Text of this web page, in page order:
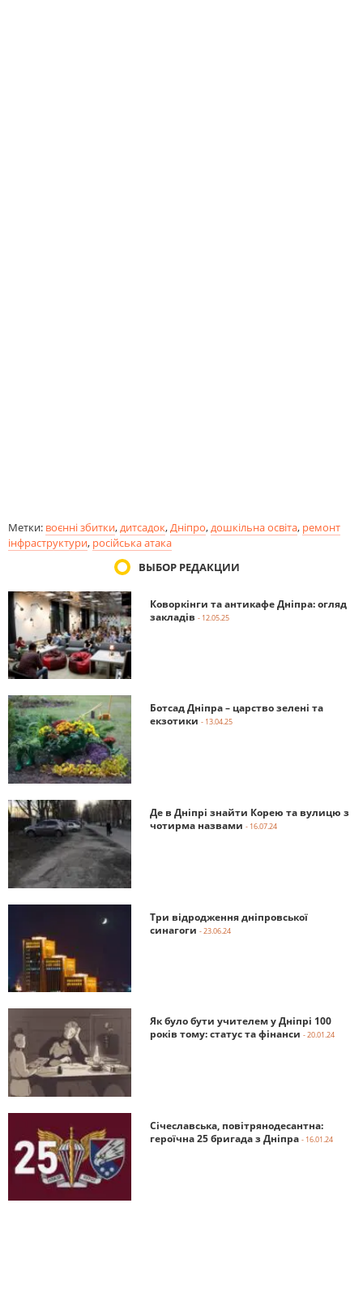
Метки: воєнні збитки,дитсадок,Дніпро,дошкільна освіта, ремонт
інфраструктури, російська атака
ВЫБОР РЕДАКЦИИ
Коворкінги та антикафе Дніпра: огляд
закладів - 12.05.25
Ботсад Дніпра – царство зелені та
екзотики - 13.04.25
Де в Дніпрі знайти Корею та вулицю з
чотирма назвами - 16.07.24
Три відродження дніпровської
синагоги - 23.06.24
Як було бути учителем у Дніпрі 100
років тому: статус та фінанси - 20.01.24
Січеславська, повітрянодесантна:
героїчна 25 бригада з Дніпра - 16.01.24